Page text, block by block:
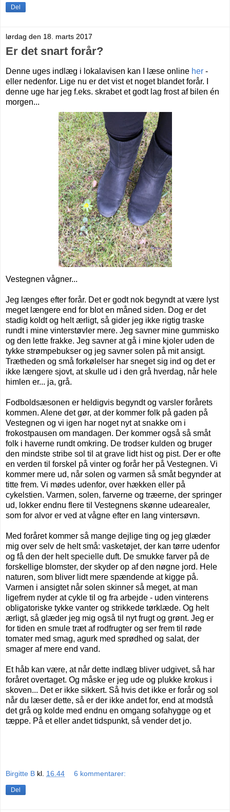
Del
lørdag den 18. marts 2017
Er det snart forår?
Denne uges indlæg i lokalavisen kan I læse online her -
eller nedenfor. Lige nu er det vist et noget blandet forår. I
denne uge har jeg f.eks. skrabet et godt lag frost af bilen én
morgen...
Vestegnen vågner...
Jeg længes efter forår. Det er godt nok begyndt at være lyst
meget længere end for blot en måned siden. Dog er det
stadig koldt og helt ærligt, så gider jeg ikke rigtig traske
rundt i mine vinterstøvler mere. Jeg savner mine gummisko
og den lette frakke. Jeg savner at gå i mine kjoler uden de
tykke strømpebukser og jeg savner solen på mit ansigt.
Trætheden og små forkølelser har sneget sig ind og det er
ikke længere sjovt, at skulle ud i den grå hverdag, når hele
himlen er... ja, grå.
Fodboldsæsonen er heldigvis begyndt og varsler forårets
kommen. Alene det gør, at der kommer folk på gaden på
Vestegnen og vi igen har noget nyt at snakke om i
frokostpausen om mandagen. Der kommer også så småt
folk i haverne rundt omkring. De trodser kulden og bruger
den mindste stribe sol til at grave lidt hist og pist. Der er ofte
en verden til forskel på vinter og forår her på Vestegnen. Vi
kommer mere ud, når solen og varmen så småt begynder at
titte frem. Vi mødes udenfor, over hækken eller på
cykelstien. Varmen, solen, farverne og træerne, der springer
ud, lokker endnu flere til Vestegnens skønne udearealer,
som for alvor er ved at vågne efter en lang vintersøvn.
Med foråret kommer så mange dejlige ting og jeg glæder
mig over selv de helt små: vasketøjet, der kan tørre udenfor
og få den der helt specielle duft. De smukke farver på de
forskellige blomster, der skyder op af den nøgne jord. Hele
naturen, som bliver lidt mere spændende at kigge på.
Varmen i ansigtet når solen skinner så meget, at man
ligefrem nyder at cykle til og fra arbejde - uden vinterens
obligatoriske tykke vanter og strikkede tørklæde. Og helt
ærligt, så glæder jeg mig også til nyt frugt og grønt. Jeg er
for tiden en smule træt af rodfrugter og ser frem til røde
tomater med smag, agurk med sprødhed og salat, der
smager af mere end vand.
Et håb kan være, at når dette indlæg bliver udgivet, så har
foråret overtaget. Og måske er jeg ude og plukke krokus i
skoven... Det er ikke sikkert. Så hvis det ikke er forår og sol
når du læser dette, så er der ikke andet for, end at modstå
det grå og kolde med endnu en omgang sofahygge og et
tæppe. På et eller andet tidspunkt, så vender det jo.
Birgitte B kl. 16.44 6 kommentarer:
Del